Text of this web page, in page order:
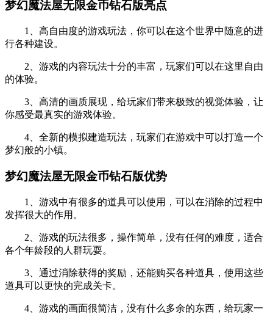
梦幻魔法屋无限金币钻石版亮点
1、高自由度的游戏玩法，你可以在这个世界中随意的进
行各种建设。
2、游戏的内容玩法十分的丰富，玩家们可以在这里自由
的体验。
3、高清的画质展现，给玩家们带来极致的视觉体验，让
你感受最真实的游戏体验。
4、全新的模拟建造玩法，玩家们在游戏中可以打造一个
梦幻般的小镇。
梦幻魔法屋无限金币钻石版优势
1、游戏中有很多的道具可以使用，可以在消除的过程中
发挥很大的作用。
2、游戏的玩法很多，操作简单，没有任何的难度，适合
各个年龄段的人群玩耍。
3、通过消除获得的奖励，还能购买各种道具，使用这些
道具可以更快的完成关卡。
4、游戏的画面很简洁，没有什么多余的东西，给玩家一